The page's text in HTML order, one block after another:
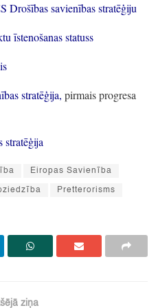
Drošības savienības stratēģiju
īstenošanas statuss
stratēģija, pirmais progresa
stratēģija
Eiropas Savienība
Pretterorisms
ziņa